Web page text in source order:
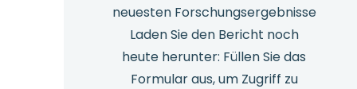
neuesten Forschungsergebnisse
Laden Sie den Bericht noch
heute herunter: Füllen Sie das
Formular aus, um Zugriff zu